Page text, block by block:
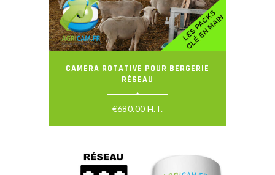
CAMERA ROTATIVE POUR BERGERIE
RÉSEAU
€680.00 H.T.